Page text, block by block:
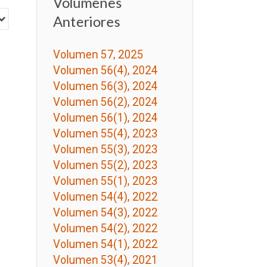
Anteriores
Volumen 57, 2025
Volumen 56(4), 2024
Volumen 56(3), 2024
Volumen 56(2), 2024
Volumen 56(1), 2024
Volumen 55(4), 2023
Volumen 55(3), 2023
Volumen 55(2), 2023
Volumen 55(1), 2023
Volumen 54(4), 2022
Volumen 54(3), 2022
Volumen 54(2), 2022
Volumen 54(1), 2022
Volumen 53(4), 2021